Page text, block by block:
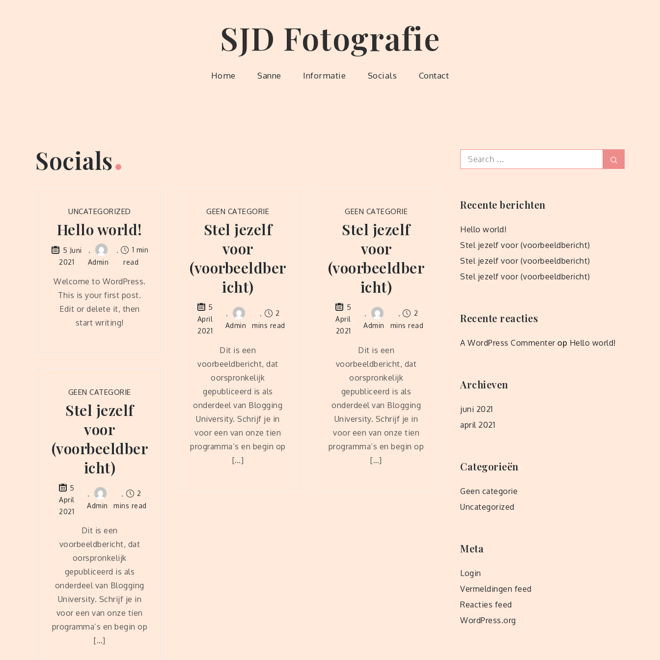
SJD Fotografie
Home Sanne Informatie Socials Contact
Socials
UNCATEGORIZED
Hello world!
5 Juni
2021
Admin
1 min
read
Welcome to WordPress.
This is your first post.
Edit or delete it, then
start writing!
GEEN CATEGORIE
Stel jezelf
voor
(voorbeeldber
icht)
5
April
2021
Admin
2
mins read
Dit is een
voorbeeldbericht, dat
oorspronkelijk
gepubliceerd is als
onderdeel van Blogging
University. Schrijf je in
voor een van onze tien
programma’s en begin op
[…]
GEEN CATEGORIE
Stel jezelf
voor
(voorbeeldber
icht)
5
April
2021
Admin
2
mins read
Dit is een
voorbeeldbericht, dat
oorspronkelijk
gepubliceerd is als
onderdeel van Blogging
University. Schrijf je in
voor een van onze tien
programma’s en begin op
[…]
GEEN CATEGORIE
Stel jezelf
voor
(voorbeeldber
icht)
5
April
2021
Admin
2
mins read
Dit is een
voorbeeldbericht, dat
oorspronkelijk
gepubliceerd is als
onderdeel van Blogging
University. Schrijf je in
voor een van onze tien
programma’s en begin op
[…]
Search
for:
Recente berichten
Hello world!
Stel jezelf voor (voorbeeldbericht)
Stel jezelf voor (voorbeeldbericht)
Stel jezelf voor (voorbeeldbericht)
Recente reacties
A WordPress Commenterop Hello world!
Archieven
juni 2021
april 2021
Categorieën
Geen categorie
Uncategorized
Meta
Login
Vermeldingen feed
Reacties feed
WordPress.org